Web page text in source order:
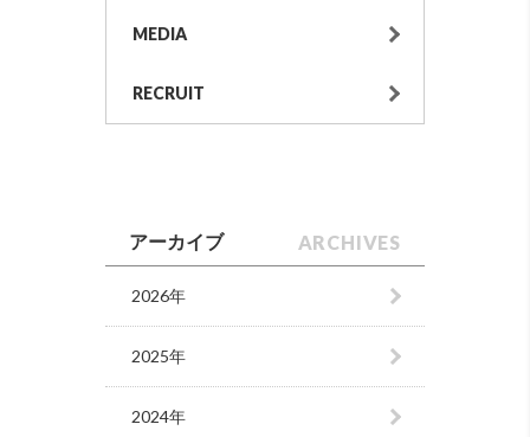
MEDIA
RECRUIT
アーカイブ ARCHIVES
2026年
2025年
2024年